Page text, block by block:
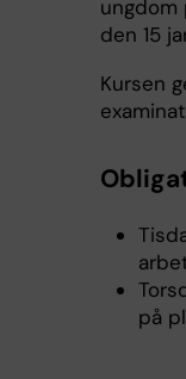
ungdom
den 15
Kursen
på